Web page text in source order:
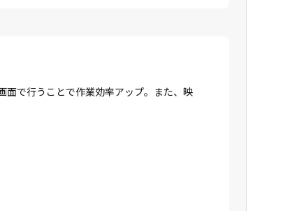
面で行うことで作業効率アップ。また、映